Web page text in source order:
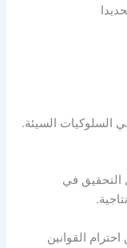
السلوكيات السيئة.
التحقيق في
القوانين